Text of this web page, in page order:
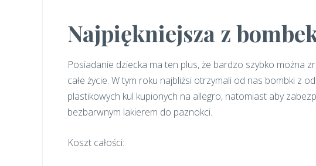
Najpiękniejsza z
Posiadanie dziecka ma ten plus, że bardzo szybko można
całe życie. W tym roku najbliżsi otrzymali od nas bombki z
plastikowych kul kupionych na allegro, natomiast aby
bezbarwnym lakierem do paznokci.
Koszt całości: